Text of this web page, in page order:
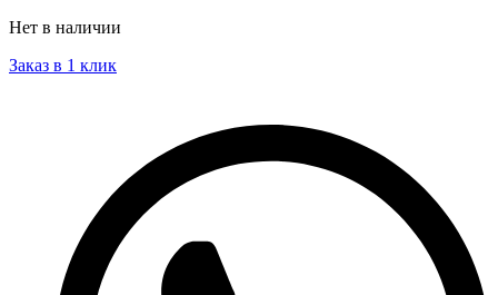
Нет в наличии
Заказ в 1 клик